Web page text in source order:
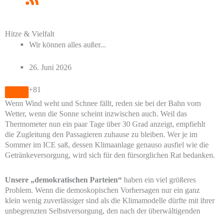
Hitze & Vielfalt
Wir können alles außer...
26. Juni 2026
+81
Wenn Wind weht und Schnee fällt, reden sie bei der Bahn vom
Wetter, wenn die Sonne scheint inzwischen auch. Weil das
Thermometer nun ein paar Tage über 30 Grad anzeigt, empfiehlt
die Zugleitung den Passagieren zuhause zu bleiben. Wer je im
Sommer im ICE saß, dessen Klimaanlage genauso ausfiel wie die
Getränkeversorgung, wird sich für den fürsorglichen Rat bedanken.
Unsere „demokratischen Parteien“ haben ein viel größeres
Problem. Wenn die demoskopischen Vorhersagen nur ein ganz
klein wenig zuverlässiger sind als die Klimamodelle dürfte mit ihrer
unbegrenzten Selbstversorgung, den nach der überwältigenden